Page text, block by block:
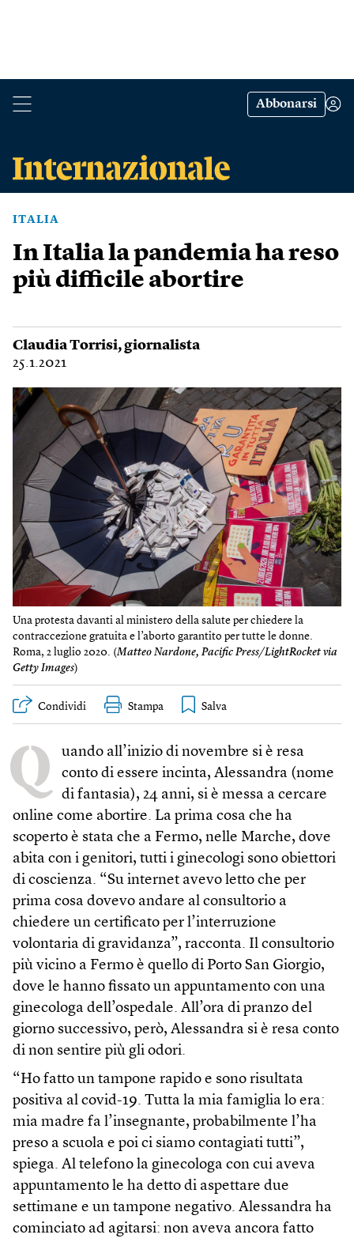
Abbonarsi
ITALIA
In Italia la pandemia ha reso
più difficile abortire
Claudia Torrisi, giornalista
25.1.2021
Una protesta davanti al ministero della salute per chiedere la
contraccezione gratuita e l’aborto garantito per tutte le donne.
Roma, 2 luglio 2020. (Matteo Nardone, Pacific Press/LightRocket via
Getty Images)
Condividi Stampa
Q uando all’inizio di novembre si è resa
conto di essere incinta, Alessandra (nome
di fantasia), 24 anni, si è messa a cercare
online come abortire. La prima cosa che ha
scoperto è stata che a Fermo, nelle Marche, dove
abita con i genitori, tutti i ginecologi sono obiettori
di coscienza. “Su internet avevo letto che per
prima cosa dovevo andare al consultorio a
chiedere un certificato per l’interruzione
volontaria di gravidanza”, racconta. Il consultorio
più vicino a Fermo è quello di Porto San Giorgio,
dove le hanno fissato un appuntamento con una
ginecologa dell’ospedale. All’ora di pranzo del
giorno successivo, però, Alessandra si è resa conto
di non sentire più gli odori.
“Ho fatto un tampone rapido e sono risultata
positiva al covid-19. Tutta la mia famiglia lo era:
mia madre fa l’insegnante, probabilmente l’ha
preso a scuola e poi ci siamo contagiati tutti”,
spiega. Al telefono la ginecologa con cui aveva
appuntamento le ha detto di aspettare due
settimane e un tampone negativo. Alessandra ha
cominciato ad agitarsi: non aveva ancora fatto